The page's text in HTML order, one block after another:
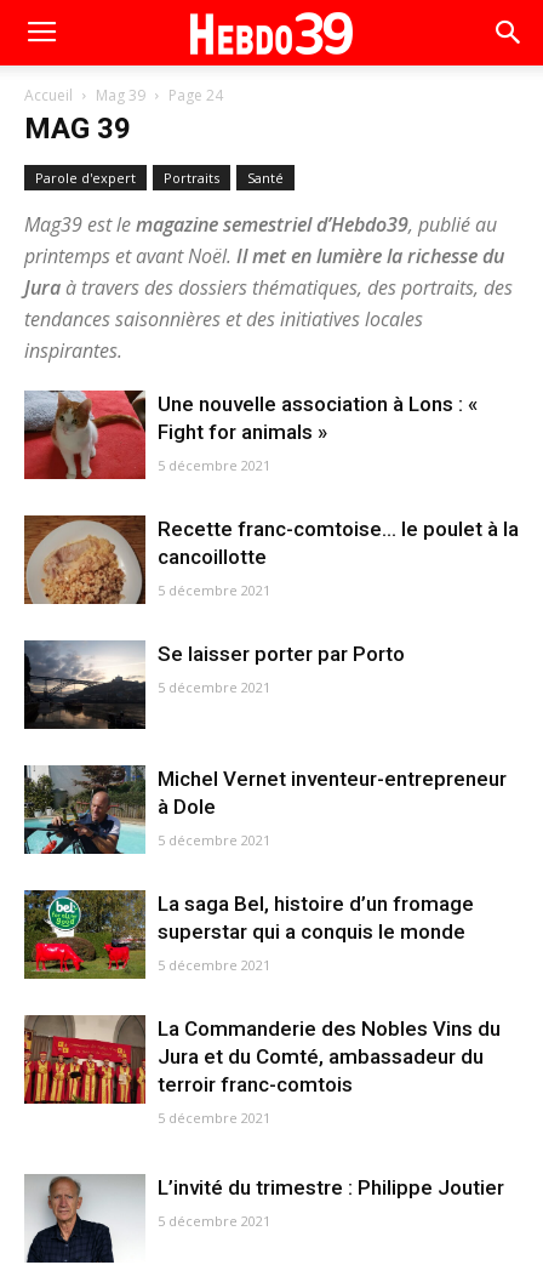
Accueil Mag 39 Page 24
MAG 39
Parole d'expert Portraits Santé
Mag39 est lemagazine semestriel d’Hebdo39, publié au
printemps et avant Noël. Ilmet en lumière la richesse du
Juraà travers des dossiers thématiques, des portraits, des
tendances saisonnières et des initiatives locales
inspirantes.
Une nouvelle association à Lons : «
Fight for animals »
5 décembre 2021
Recette franc-comtoise… le poulet à la
cancoillotte
5 décembre 2021
Se laisser porter par Porto
5 décembre 2021
Michel Vernet inventeur-entrepreneur
à Dole
5 décembre 2021
La saga Bel, histoire d’un fromage
superstar qui a conquis le monde
5 décembre 2021
La Commanderie des Nobles Vins du
Jura et du Comté, ambassadeur du
terroir franc-comtois
5 décembre 2021
L’invité du trimestre : Philippe Joutier
5 décembre 2021